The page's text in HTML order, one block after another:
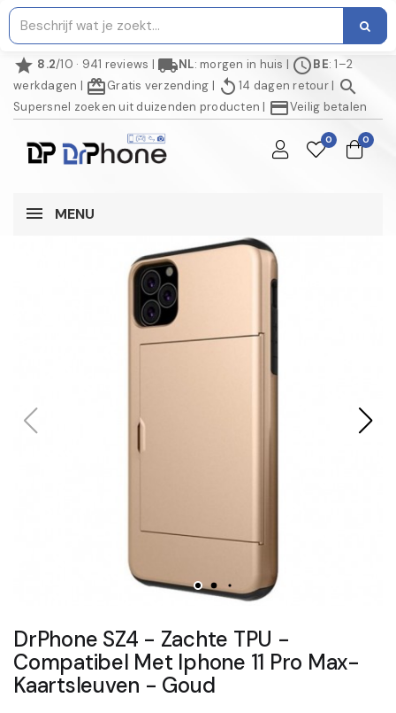
star 8.2/10 · 941 reviews | local_shippingNL: morgen in huis | scheduleBE: 1–2
werkdagen | redeemGratis verzending | replay 14 dagen retour| search
Supersnel zoeken uit duizenden producten | credit_cardVeilig betalen
0 0
MENU
DrPhone SZ4 - Zachte TPU -
Compatibel Met Iphone 11 Pro Max-
Kaartsleuven - Goud